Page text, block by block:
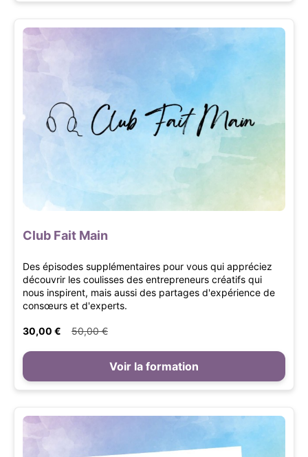
Club Fait Main
Des épisodes supplémentaires pour vous qui appréciez
découvrir les coulisses des entrepreneurs créatifs qui
nous inspirent, mais aussi des partages d'expérience de
consœurs et d'experts.
30,00 € 50,00 €
Voir la formation